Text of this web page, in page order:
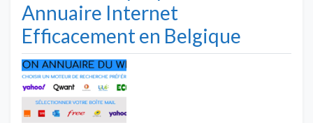
Annuaire Internet
Efficacement en Belgique